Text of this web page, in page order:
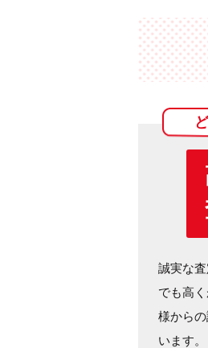
誠実な
でも高
様から
います。